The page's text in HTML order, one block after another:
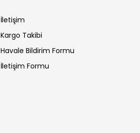
İletişim
Kargo Takibi
Havale Bildirim Formu
İletişim Formu